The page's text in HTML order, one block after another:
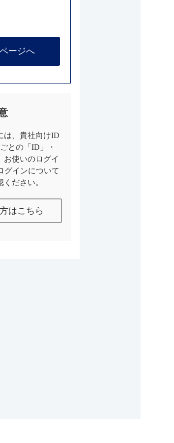
ージへ
は、貴社向けID
との「ID」・
お使いのログイ
グインについて
ださい。
はこちら